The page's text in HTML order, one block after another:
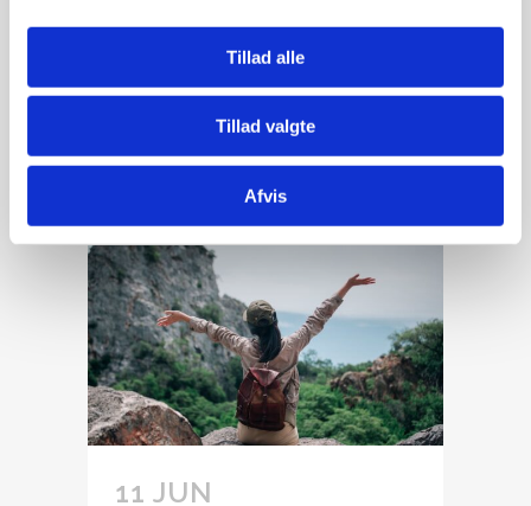
Tillad alle
Tillad valgte
Afvis
11 JUN